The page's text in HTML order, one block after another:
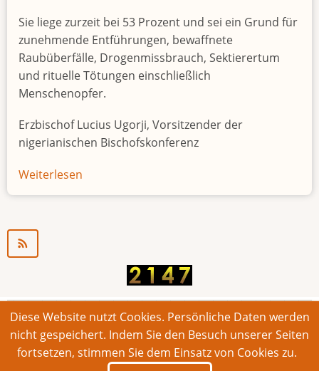
Sie liege zurzeit bei 53 Prozent und sei ein Grund für
zunehmende Entführungen, bewaffnete
Raubüberfälle, Drogenmissbrauch, Sektierertum
und rituelle Tötungen einschließlich
Menschenopfer.
Erzbischof Lucius Ugorji, Vorsitzender der
nigerianischen Bischofskonferenz
Weiterlesen
Jugendarbeitslosigkeit
© 2026 Bonner Aufruf. Alle Rechte vorbehalten.
Footer
Impressum Kontakt Intern
Diese Website nutzt Cookies. Persönliche Daten werden
nicht gespeichert. Indem Sie den Besuch unserer Seiten
fortsetzen, stimmen Sie dem Einsatz von Cookies zu.